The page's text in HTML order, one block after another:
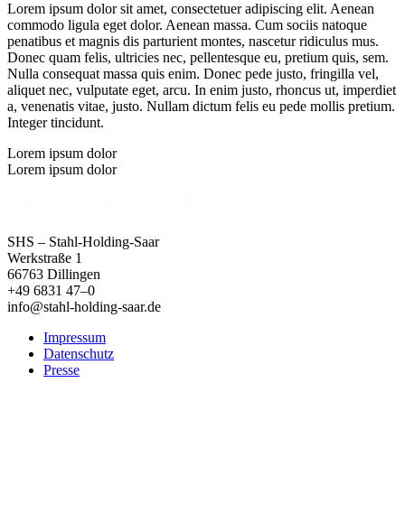
Lorem ipsum dolor sit amet, consectetuer adipiscing elit. Aenean
commodo ligula eget dolor. Aenean massa. Cum sociis natoque
penatibus et magnis dis parturient montes, nascetur ridiculus mus.
Donec quam felis, ultricies nec, pellentesque eu, pretium quis, sem.
Nulla consequat massa quis enim. Donec pede justo, fringilla vel,
aliquet nec, vulputate eget, arcu. In enim justo, rhoncus ut, imperdiet
a, venenatis vitae, justo. Nullam dictum felis eu pede mollis pretium.
Integer tincidunt.
Lorem ipsum dolor
Lorem ipsum dolor
SHS – Stahl-Holding-Saar
Werkstraße 1
66763 Dillingen
+49 6831 47–0
info@stahl-holding-saar.de
Impressum
Datenschutz
Presse